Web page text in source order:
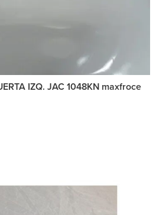
IZQ. JAC 1048KN maxfroce